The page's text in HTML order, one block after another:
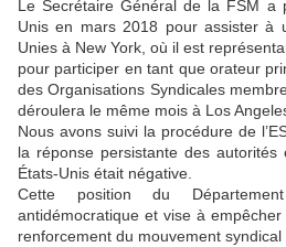
Le Secrétaire Général de la FSM a
Unis en mars 2018 pour assister à
Unies à New York, où il est
pour participer en tant que orateur
des Organisations Syndicales
déroulera le même mois à Los
Nous avons suivi la procédure de
la réponse persistante des autorités
États-Unis était négative.
Cette position du
antidémocratique et vise à empêcher
renforcement du mouvement